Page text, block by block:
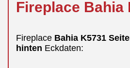
Fireplace Bahia
Fireplace Bahia K5731
hinten Eckdaten: